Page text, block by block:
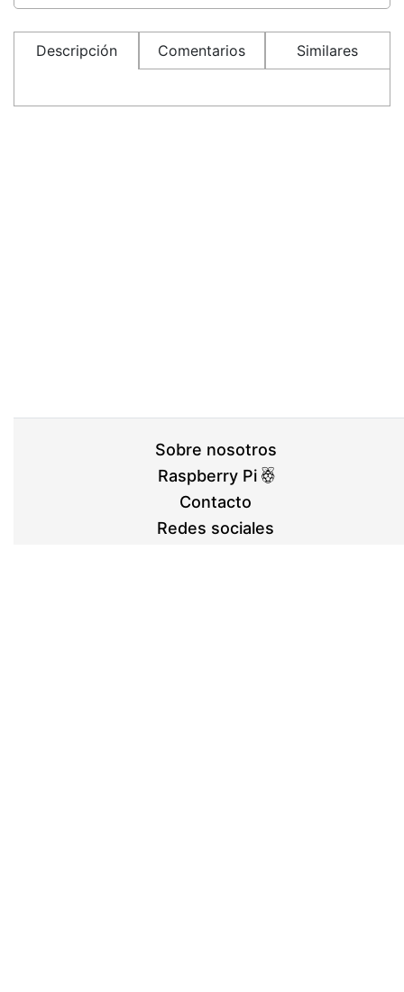
Descripción Comentarios Similares
Sobre nosotros
Raspberry Pi
Contacto
Redes sociales